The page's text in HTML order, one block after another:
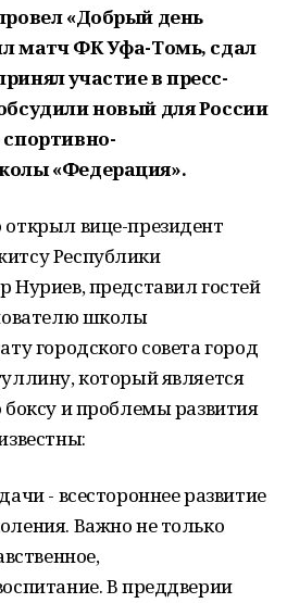
«Добрый день
матч ФК Уфа-Томь, сдал
участие в пресс-
новый для России
«Федерация».
вице-президент
Республики
Нуриев, представил гостей
школы
городского совета город
который является
и проблемы развития
- всестороннее развитие
Важно не только
В преддверии